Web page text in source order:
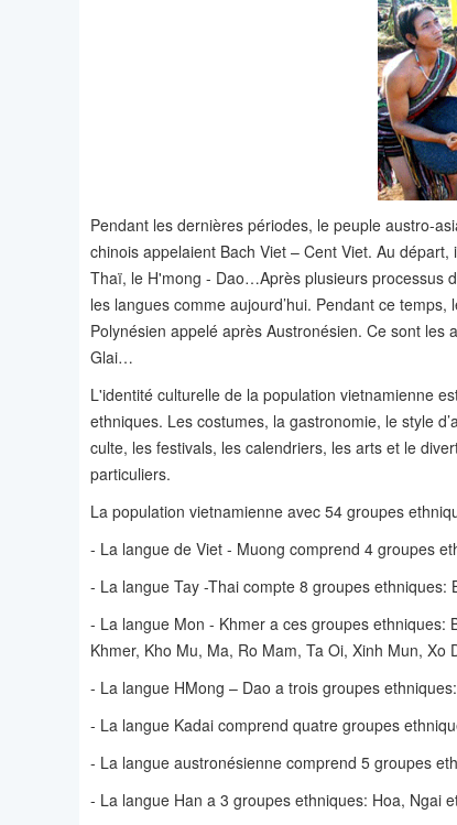
Pendant les dernières périodes, le peuple austro-
chinois appelaient Bach Viet – Cent Viet. Au
Thaï, le H'mong - Dao…Après plusieurs processus
les langues comme aujourd’hui. Pendant ce
Polynésien appelé après Austronésien. Ce sont
Glai…
L'identité culturelle de la population vietnamienne
ethniques. Les costumes, la gastronomie, le style
culte, les festivals, les calendriers, les arts et le
particuliers.
La population vietnamienne avec 54 groupes
- La langue de Viet - Muong comprend 4 groupes
- La langue Tay -Thai compte 8 groupes ethniques:
- La langue Mon - Khmer a ces groupes ethniques:
Khmer, Kho Mu, Ma, Ro Mam, Ta Oi, Xinh Mun, Xo
- La langue HMong – Dao a trois groupes
- La langue Kadai comprend quatre groupes
- La langue austronésienne comprend 5 groupes
- La langue Han a 3 groupes ethniques: Hoa, Ngai